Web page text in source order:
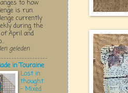
to how
is run.
currently
during the
April and
geleden
in Touraine
Lost in
thought
- Mixed